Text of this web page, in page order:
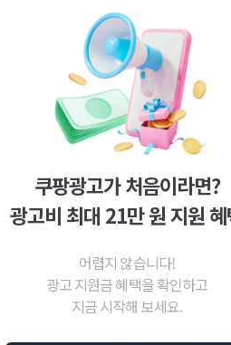
쿠팡광고가 처음이라면?
광고비 최대 21만 원 지원 혜
어렵지 않습니다!
광고 지원금 혜택을 확인하고
지금 시작해 보세요.